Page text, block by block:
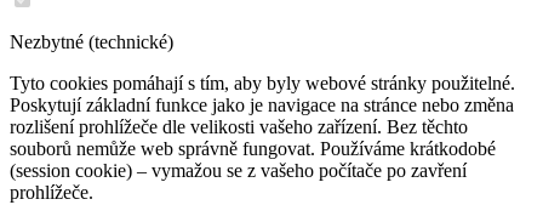
Nezbytné (technické)
Tyto cookies pomáhají s tím, aby byly webové stránky použitelné.
Poskytují základní funkce jako je navigace na stránce nebo změna
rozlišení prohlížeče dle velikosti vašeho zařízení. Bez těchto
souborů nemůže web správně fungovat. Používáme krátkodobé
(session cookie) – vymažou se z vašeho počítače po zavření
prohlížeče.